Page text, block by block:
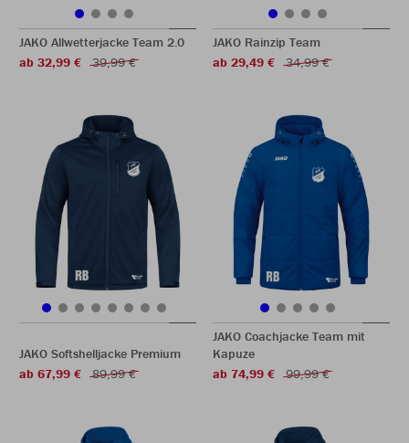
JAKO Allwetterjacke Team 2.0
ab 32,99 €
39,99 €
JAKO Rainzip Team
ab 29,49 €
34,99 €
JAKO Softshelljacke Premium
ab 67,99 €
89,99 €
JAKO Coachjacke Team mit
Kapuze
ab 74,99 €
99,99 €